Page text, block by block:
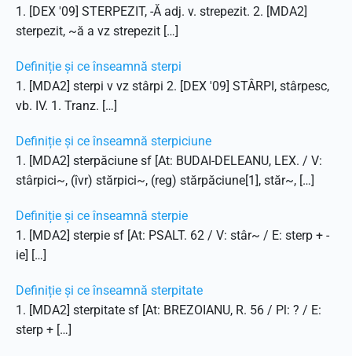
1. [DEX '09] STERPEZIT, -Ă adj. v. strepezit. 2. [MDA2]
sterpezit, ~ă a vz strepezit […]
Definiție și ce înseamnă sterpi
1. [MDA2] sterpi v vz stârpi 2. [DEX '09] STÂRPI, stârpesc,
vb. IV. 1. Tranz. […]
Definiție și ce înseamnă sterpiciune
1. [MDA2] sterpăciune sf [At: BUDAI-DELEANU, LEX. / V:
stârpici~, (îvr) stărpici~, (reg) stărpăciune[1], stăr~, […]
Definiție și ce înseamnă sterpie
1. [MDA2] sterpie sf [At: PSALT. 62 / V: stâr~ / E: sterp + -
ie] […]
Definiție și ce înseamnă sterpitate
1. [MDA2] sterpitate sf [At: BREZOIANU, R. 56 / Pl: ? / E:
sterp + […]